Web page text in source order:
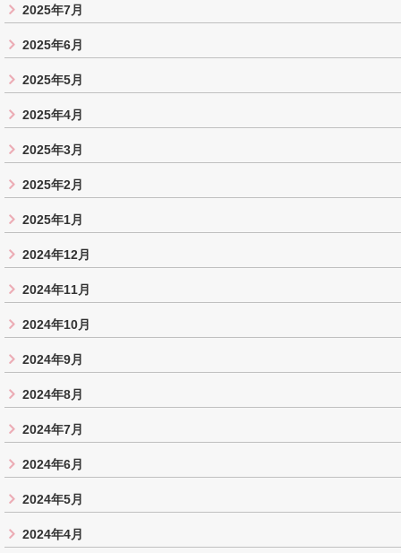
2025年7月
2025年6月
2025年5月
2025年4月
2025年3月
2025年2月
2025年1月
2024年12月
2024年11月
2024年10月
2024年9月
2024年8月
2024年7月
2024年6月
2024年5月
2024年4月